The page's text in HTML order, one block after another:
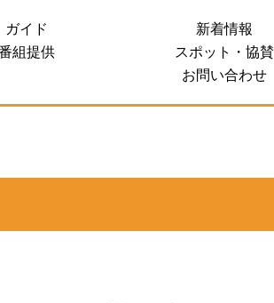
SALES SITE
ガイド 新着情報
組提供
スポット・協賛
お問い合わせ